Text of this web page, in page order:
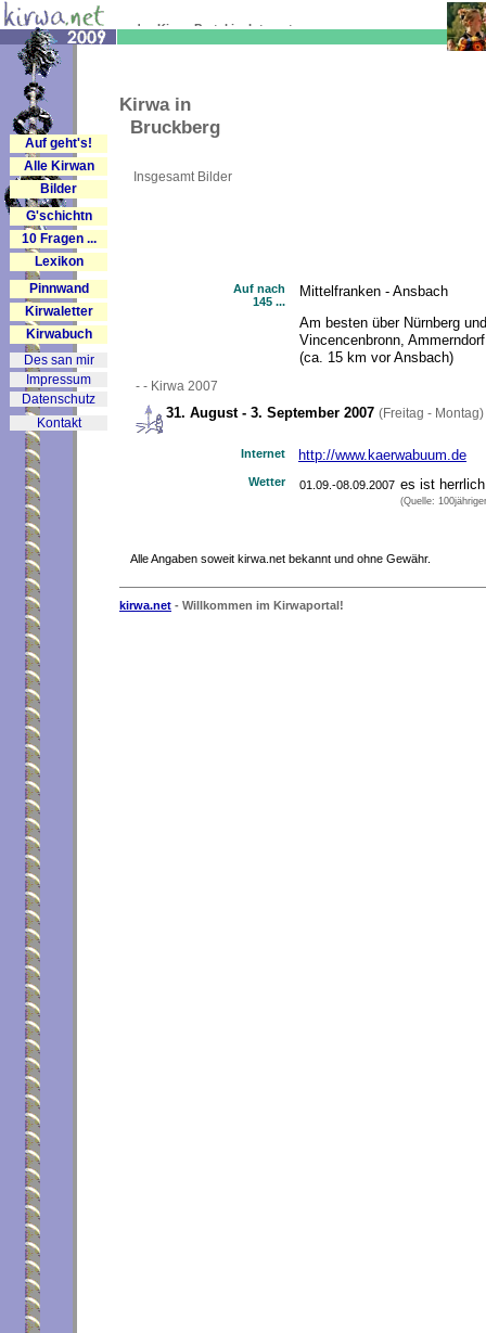
Auf geht's!
Alle Kirwan
Bilder
G'schichtn
10 Fragen ...
Lexikon
Pinnwand
Kirwaletter
Kirwabuch
Des san mir
Impressum
Datenschutz
Kontakt
... das Kirwa-Portal im Internet
Kirwa in
Bruckberg
Insgesamt Bilder
Auf nach
145 ...
Mittelfranken - Ansbach
Am besten über Nürnberg
Vincencenbronn,
(ca. 15 km vor Ansbach)
- - Kirwa 2007
31. August - 3. September 2007 (Freitag - Montag)
Internet http://www.kaerwabuum.de
Wetter 01.09.-08.09.2007 es ist
(Quelle:
Alle Angaben soweit kirwa.net bekannt und ohne Gewähr.
kirwa.net - Willkommen im Kirwaportal!